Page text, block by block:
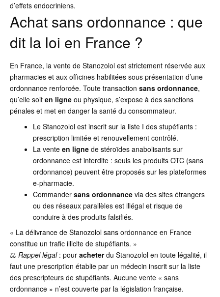
d’effets endocriniens.
Achat sans ordonnance : que
dit la loi en France ?
En France, la vente de Stanozolol est strictement réservée aux
pharmacies et aux officines habilitées sous présentation d’une
ordonnance renforcée. Toute transaction sans ordonnance,
qu’elle soit en ligne ou physique, s’expose à des sanctions
pénales et met en danger la santé du consommateur.
Le Stanozolol est inscrit sur la liste I des stupéfiants :
prescription limitée et renouvellement contrôlé.
La vente en lignede stéroïdes anabolisants sur
ordonnance est interdite : seuls les produits OTC (sans
ordonnance) peuvent être proposés sur les plateformes
e-pharmacie.
Commander sans ordonnancevia des sites étrangers
ou des réseaux parallèles est illégal et risque de
conduire à des produits falsifiés.
« La délivrance de Stanozolol sans ordonnance en France
constitue un trafic illicite de stupéfiants. »
⚖️ Rappel légal: pour acheterdu Stanozolol en toute légalité, il
faut une prescription établie par un médecin inscrit sur la liste
des prescripteurs de stupéfiants. Aucune vente « sans
ordonnance » n’est couverte par la législation française.